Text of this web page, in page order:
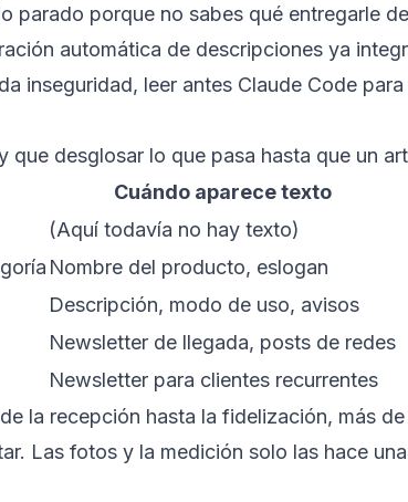
parado porque no sabes qué entregarle
automática de descripciones ya
inseguridad, leer antes Claude Code
desglosar lo que pasa hasta que un
Cuándo aparece texto
(Aquí todavía no hay texto)
Nombre del producto, eslogan
Descripción, modo de uso, avisos
Newsletter de llegada, posts de redes
Newsletter para clientes recurrentes
la recepción hasta la fidelización, más
Las fotos y la medición solo las hace